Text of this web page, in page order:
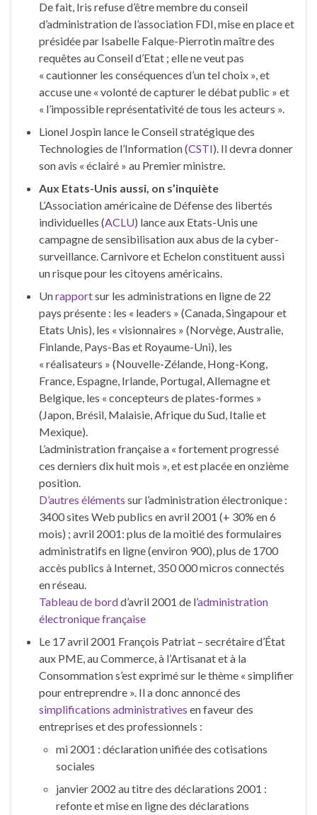
De fait, Iris refuse d’être membre du conseil
d’administration de l’association FDI, mise en place et
présidée par Isabelle Falque-Pierrotin maître des
requêtes au Conseil d’Etat ; elle ne veut pas
« cautionner les conséquences d’un tel choix », et
accuse une « volonté de capturer le débat public » et
« l’impossible représentativité de tous les acteurs ».
Lionel Jospin lance le Conseil stratégique des
Technologies de l’Information (CSTI). Il devra donner
son avis « éclairé » au Premier ministre.
Aux Etats-Unis aussi, on s’inquiète
L’Association américaine de Défense des libertés
individuelles (ACLU) lance aux Etats-Unis une
campagne de sensibilisation aux abus de la cyber-
surveillance. Carnivore et Echelon constituent aussi
un risque pour les citoyens américains.
Unrapportsur les administrations en ligne de 22
pays présente : les « leaders » (Canada, Singapour et
Etats Unis), les « visionnaires » (Norvège, Australie,
Finlande, Pays-Bas et Royaume-Uni), les
« réalisateurs » (Nouvelle-Zélande, Hong-Kong,
France, Espagne, Irlande, Portugal, Allemagne et
Belgique, les « concepteurs de plates-formes »
(Japon, Brésil, Malaisie, Afrique du Sud, Italie et
Mexique).
L’administration française a « fortement progressé
ces derniers dix huit mois », et est placée en onzième
position.
D’autres éléments sur l’administration électronique :
3400 sites Web publics en avril 2001 (+ 30% en 6
mois) ; avril 2001: plus de la moitié des formulaires
administratifs en ligne (environ 900), plus de 1700
accès publics à Internet, 350 000 micros connectés
en réseau.
Tableau de bordd’avril 2001 de l’administration
électronique française
Le 17 avril 2001 François Patriat – secrétaire d’État
aux PME, au Commerce, à l’Artisanat et à la
Consommation s’est exprimé sur le thème « simplifier
pour entreprendre ». Il a donc annoncé des
simplifications administratives en faveur des
entreprises et des professionnels :
mi 2001 : déclaration unifiée des cotisations
sociales
janvier 2002 au titre des déclarations 2001 :
refonte et mise en ligne des déclarations